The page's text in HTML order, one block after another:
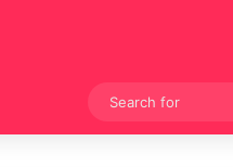
Switch skin